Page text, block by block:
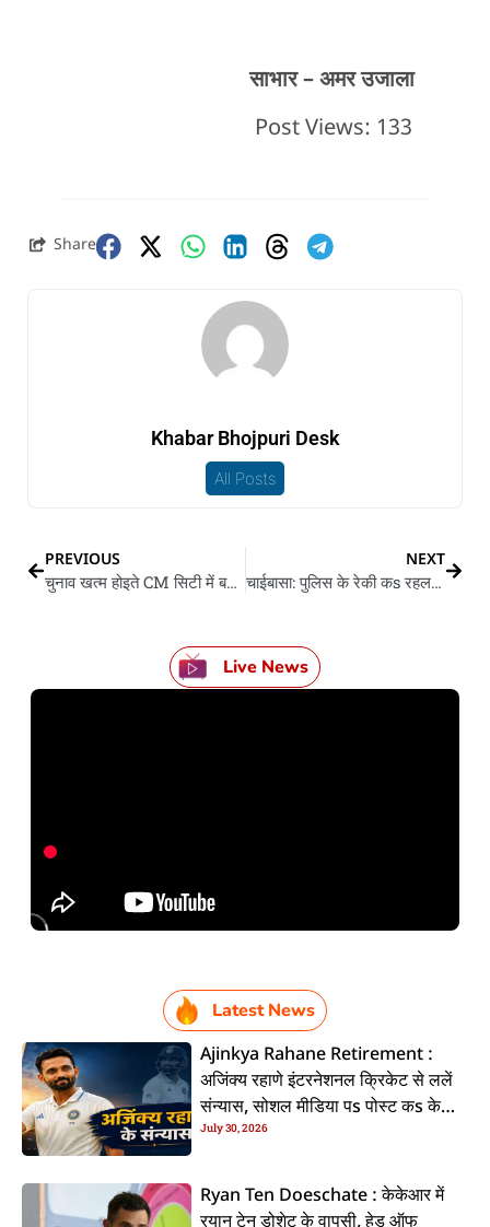
साभार – अमर उजाला
Post Views: 133
Share
Khabar Bhojpuri Desk
All Posts
PREVIOUS
चुनाव खत्म होइते CM सिटी में बढ़ल क्राइम ग्राफ
NEXT
चाईबासा: पुलिस के रेकी कs रहल माओवादी मुर्गी पिस्टल के संगे कराईकोला से गिरफ्तार
Live News
Latest News
Ajinkya Rahane Retirement :
अजिंक्य रहाणे इंटरनेशनल क्रिकेट से ललें
संन्यास, सोशल मीडिया पs पोस्ट कs के
कइलें एलान
July 30, 2026
Ryan Ten Doeschate : केकेआर में